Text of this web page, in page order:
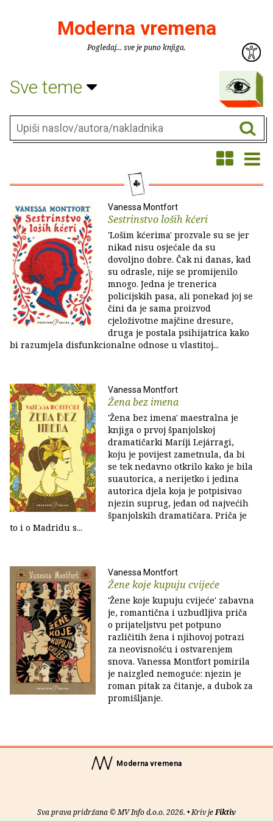
Moderna vremena
Pogledaj... sve je puno knjiga.
Sve teme
Vanessa Montfort
Sestrinstvo loših kćeri
'Lošim kćerima' prozvale su se jer
nikad nisu osjećale da su
dovoljno dobre. Čak ni danas, kad
su odrasle, nije se promijenilo
mnogo. Jedna je trenerica
policijskih pasa, ali ponekad joj se
čini da je sama proizvod
cjeloživotne majčine dresure,
druga je postala psihijatrica kako
bi razumjela disfunkcionalne odnose u vlastitoj...
Vanessa Montfort
Žena bez imena
'Žena bez imena' maestralna je
knjiga o prvoj španjolskoj
dramatičarki Maríji Lejárragi,
koju je povijest zametnula, da bi
se tek nedavno otkrilo kako je bila
suautorica, a nerijetko i jedina
autorica djela koja je potpisivao
njezin suprug, jedan od najvećih
španjolskih dramatičara. Priča je
to i o Madridu s...
Vanessa Montfort
Žene koje kupuju cvijeće
'Žene koje kupuju cvijeće' zabavna
je, romantična i uzbudljiva priča
o prijateljstvu pet potpuno
različitih žena i njihovoj potrazi
za neovisnošću i ostvarenjem
snova. Vanessa Montfort pomirila
je naizgled nemoguće: njezin je
roman pitak za čitanje, a dubok za
promišljanje.
Moderna vremena
Sva prava pridržana © MV Info d.o.o. 2026. • Kriv jeFiktiv